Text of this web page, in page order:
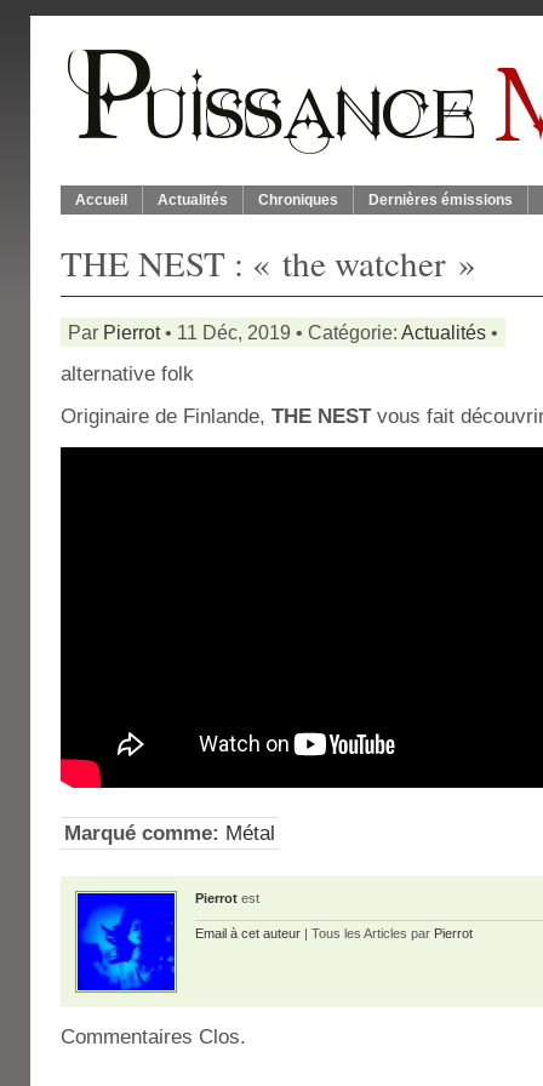
Accueil Actualités Chroniques Dernières émissions
THE NEST : « the watcher »
Par Pierrot• 11 Déc, 2019 • Catégorie: Actualités •
alternative folk
Originaire de Finlande, THE NESTvous fait
Marqué comme: Métal
Pierrot est
Email à cet auteur | Tous les Articles par Pierrot
Commentaires Clos.